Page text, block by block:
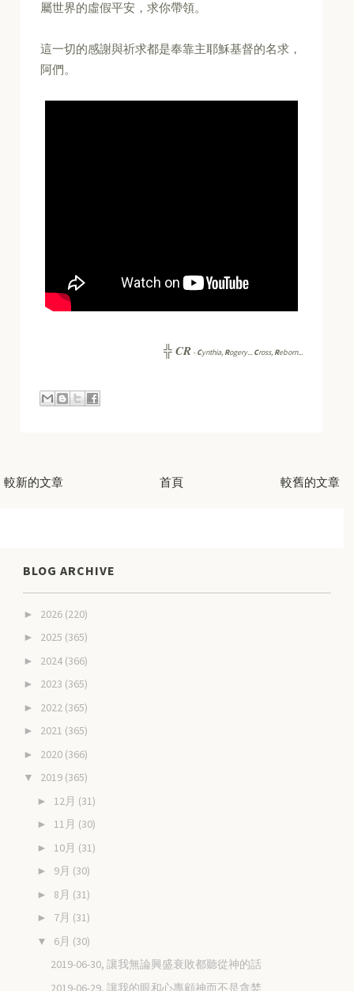
屬世界的虛假平安，求你帶領。
這一切的感謝與祈求都是奉靠主耶穌基督的名求，
阿們。
╬CR -Cynthia, Rogery... Cross, Reborn...
較新的文章 較舊的文章
首頁
BLOG ARCHIVE
► 2026 (220)
► 2025 (365)
► 2024 (366)
► 2023 (365)
► 2022 (365)
► 2021 (365)
► 2020 (366)
▼ 2019 (365)
► 12月 (31)
► 11月 (30)
► 10月 (31)
► 9月 (30)
► 8月 (31)
► 7月 (31)
▼ 6月 (30)
2019-06-30, 讓我無論興盛衰敗都聽從神的話
2019-06-29, 讓我的眼和心專顧神而不是貪婪